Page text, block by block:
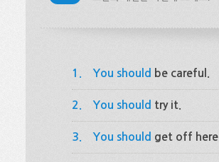
1. You should be careful.
2. You should try it.
3. You should get off here.